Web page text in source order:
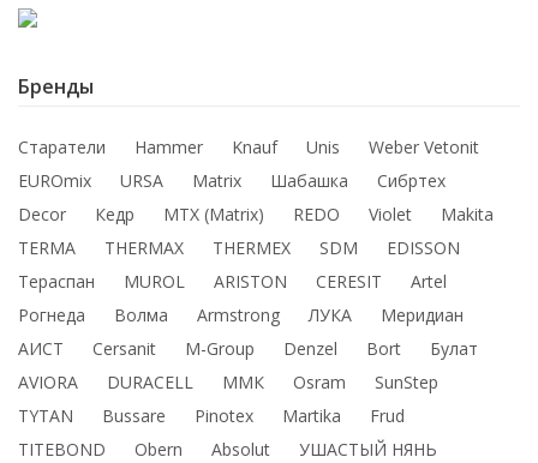
Бренды
Старатели Hammer Knauf Unis
Weber Vetonit
EUROmix
URSA Matrix Шабашка
Сибртех
Decor
Кедр MTX (Matrix) REDO Violet
Makita
TERMA
THERMАX THERMEX SDM
EDISSON
Тераспан
MUROL ARISTON CERESIT
Artel
Рогнеда
Волма Armstrong ЛУКА
Меридиан
АИСТ
Cersanit M-Group Denzel Bort
Булат
AVIORA
DURACELL ММК Osram
SunStep
TYTAN
Bussare Pinotex Martika
Frud
TITEBOND
Obern Absolut
УШАСТЫЙ НЯНЬ